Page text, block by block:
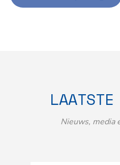
Nieuws, media